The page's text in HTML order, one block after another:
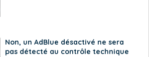
Non, un AdBlue désactivé ne sera
pas détecté au contrôle technique